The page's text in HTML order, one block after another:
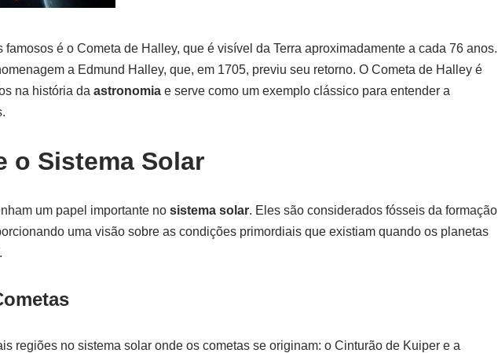
famosos é o Cometa de Halley, que é visível da Terra aproximadamente a cada 76 anos.
a Edmund Halley, que, em 1705, previu seu retorno. O Cometa de Halley é
na história da astronomiae serve como um exemplo clássico para entender a
o Sistema Solar
um papel importante no sistema solar. Eles são considerados fósseis da formação
uma visão sobre as condições primordiais que existiam quando os planetas
regiões no sistema solar onde os cometas se originam: o Cinturão de Kuiper e a